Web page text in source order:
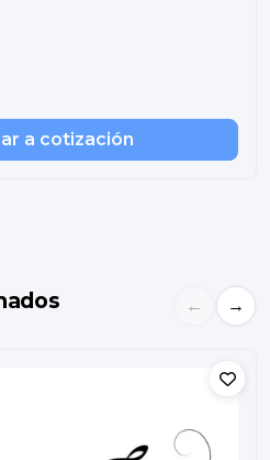
a cotización
← →